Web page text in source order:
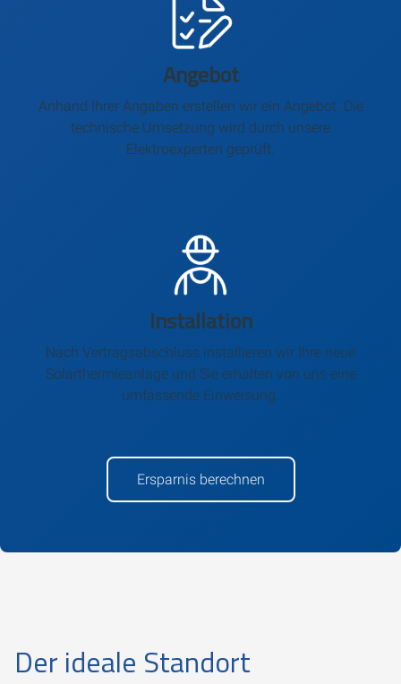
Angebot
Anhand Ihrer Angaben erstellen wir ein Angebot. Die
technische Umsetzung wird durch unsere
Elektroexperten geprüft.
Installation
Nach Vertragsabschluss installieren wir Ihre neue
Solarthermieanlage und Sie erhalten von uns eine
umfassende Einweisung.
Ersparnis berechnen
Der ideale Standort